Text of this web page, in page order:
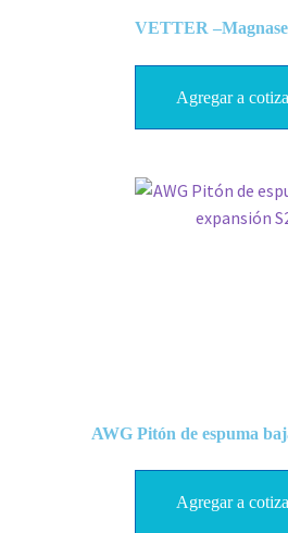
VETTER
Agregar a
AWG Pitón de espuma
Agregar a